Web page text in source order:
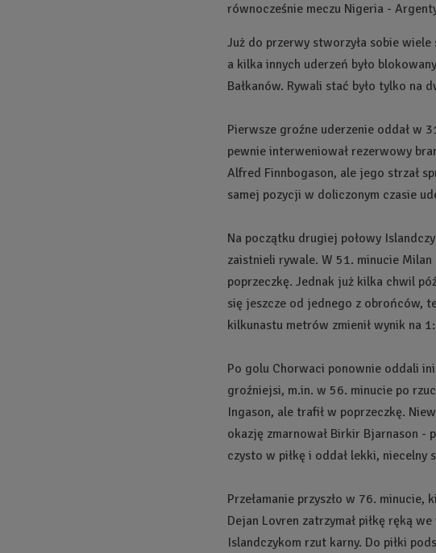
równocześnie meczu Nigeria -
Już do przerwy stworzyła sobie
a kilka innych uderzeń było
Bałkanów. Rywali stać było tylko na
Pierwsze groźne uderzenie oddał w
pewnie interweniował rezerwowy
Alfred Finnbogason, ale jego strzał
samej pozycji w doliczonym czasie
Na początku drugiej połowy
zaistnieli rywale. W 51. minucie
poprzeczkę. Jednak już kilka chwil
się jeszcze od jednego z obrońców,
kilkunastu metrów zmienił wynik na
Po golu Chorwaci ponownie oddali
groźniejsi, m.in. w 56. minucie po
Ingason, ale trafił w poprzeczkę.
okazję zmarnował Birkir Bjarnason
czysto w piłkę i oddał lekki, niecelny
Przełamanie przyszło w 76.
Dejan Lovren zatrzymał piłkę ręką
Islandczykom rzut karny. Do piłki